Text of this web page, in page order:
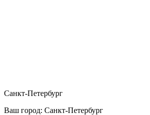
Санкт-Петербург
Ваш город: Санкт-Петербург